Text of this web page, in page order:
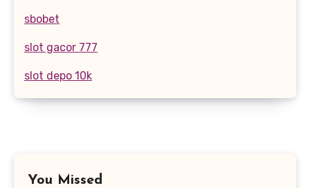
sbobet
slot gacor 777
slot depo 10k
You Missed